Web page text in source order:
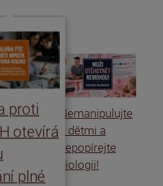
proti
otevírá
plné
Nemanipulujte
s dětmi a
nepopírejte
biologii!